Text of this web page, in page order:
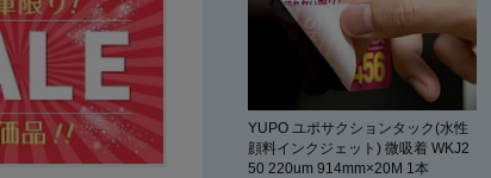
YUPO ユポサクションタック(水性
顔料インクジェット) 微吸着 WKJ2
50 220um 914mm×20M 1本